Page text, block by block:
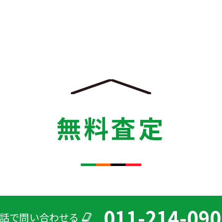
無料査定
で問い合わせる